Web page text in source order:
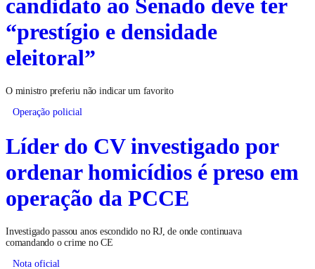
“prestígio e densidade
eleitoral”
O ministro preferiu não indicar um favorito
Operação policial
Líder do CV investigado por
ordenar homicídios é preso em
operação da PCCE
Investigado passou anos escondido no RJ, de onde continuava
comandando o crime no CE
Nota oficial